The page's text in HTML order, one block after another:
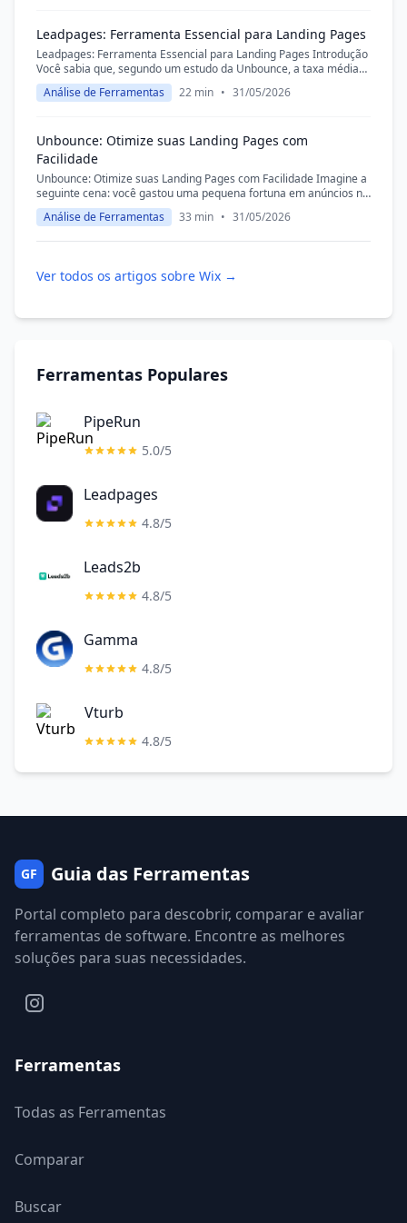
Leadpages: Ferramenta Essencial para Landing Pages
Leadpages: Ferramenta Essencial para Landing Pages Introdução
Você sabia que, segundo um estudo da Unbounce, a taxa média
de conversão de landing pages fica entre 3% e 5%, mas as top
performers...
Análise de Ferramentas 22 min • 31/05/2026
Unbounce: Otimize suas Landing Pages com
Facilidade
Unbounce: Otimize suas Landing Pages com Facilidade Imagine a
seguinte cena: você gastou uma pequena fortuna em anúncios no
Google Ads, segmentou o público como um verdadeiro detetive
digital e a...
Análise de Ferramentas 33 min • 31/05/2026
Ver todos os artigos sobre Wix →
Ferramentas Populares
PipeRun
5.0/5
Leadpages
4.8/5
Leads2b
4.8/5
Gamma
4.8/5
Vturb
4.8/5
GF Guia das Ferramentas
Portal completo para descobrir, comparar e avaliar
ferramentas de software. Encontre as melhores
soluções para suas necessidades.
Ferramentas
Todas as Ferramentas
Comparar
Buscar